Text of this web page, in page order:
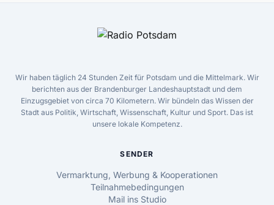
Wir haben täglich 24 Stunden Zeit für Potsdam und die Mittelmark. Wir
berichten aus der Brandenburger Landeshauptstadt und dem
Einzugsgebiet von circa 70 Kilometern. Wir bündeln das Wissen der
Stadt aus Politik, Wirtschaft, Wissenschaft, Kultur und Sport. Das ist
unsere lokale Kompetenz.
SENDER
Vermarktung, Werbung & Kooperationen
Teilnahmebedingungen
Mail ins Studio